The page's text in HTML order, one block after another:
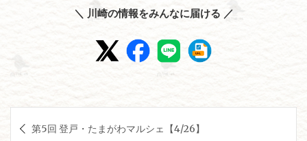
＼ 川崎の情報をみんなに届ける ／
第5回 登戸・たまがわマルシェ【4/26】